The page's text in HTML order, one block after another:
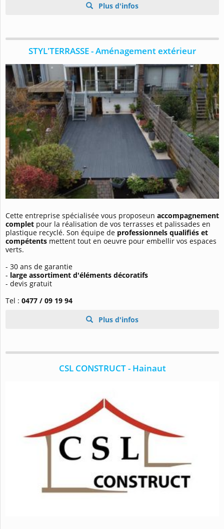
Plus d'infos
STYL'TERRASSE - Aménagement extérieur
Cette entreprise spécialisée vous proposeun accompagnement
complet pour la réalisation de vos terrasses et palissades en
plastique recyclé. Son équipe de professionnels qualifiés et
compétents mettent tout en oeuvre pour embellir vos espaces
verts.
- 30 ans de garantie
- large assortiment d'éléments décoratifs
- devis gratuit
Tel : 0477 / 09 19 94
Plus d'infos
CSL CONSTRUCT - Hainaut